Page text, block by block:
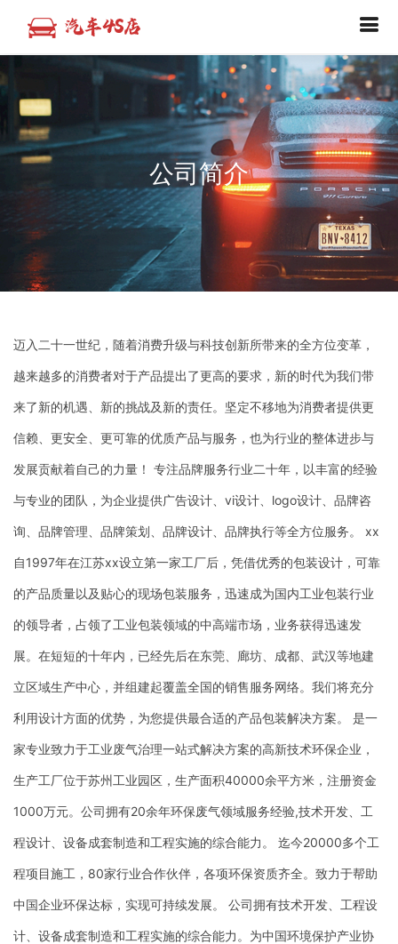
公司简介
迈入二十一世纪，随着消费升级与科技创新所带来的全方位变革，
越来越多的消费者对于产品提出了更高的要求，新的时代为我们带
来了新的机遇、新的挑战及新的责任。坚定不移地为消费者提供更
信赖、更安全、更可靠的优质产品与服务，也为行业的整体进步与
发展贡献着自己的力量！ 专注品牌服务行业二十年，以丰富的经验
与专业的团队，为企业提供广告设计、vi设计、logo设计、品牌咨
询、品牌管理、品牌策划、品牌设计、品牌执行等全方位服务。 xx
自1997年在江苏xx设立第一家工厂后，凭借优秀的包装设计，可靠
的产品质量以及贴心的现场包装服务，迅速成为国内工业包装行业
的领导者，占领了工业包装领域的中高端市场，业务获得迅速发
展。在短短的十年内，已经先后在东莞、廊坊、成都、武汉等地建
立区域生产中心，并组建起覆盖全国的销售服务网络。我们将充分
利用设计方面的优势，为您提供最合适的产品包装解决方案。 是一
家专业致力于工业废气治理一站式解决方案的高新技术环保企业，
生产工厂位于苏州工业园区，生产面积40000余平方米，注册资金
1000万元。公司拥有20余年环保废气领域服务经验,技术开发、工
程设计、设备成套制造和工程实施的综合能力。 迄今20000多个工
程项目施工，80家行业合作伙伴，各项环保资质齐全。致力于帮助
中国企业环保达标，实现可持续发展。 公司拥有技术开发、工程设
计、设备成套制造和工程实施的综合能力。为中国环境保护产业协